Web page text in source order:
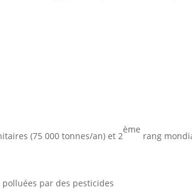
(75 000 tonnes/an) et 2
ème
rang
polluées par des pesticides